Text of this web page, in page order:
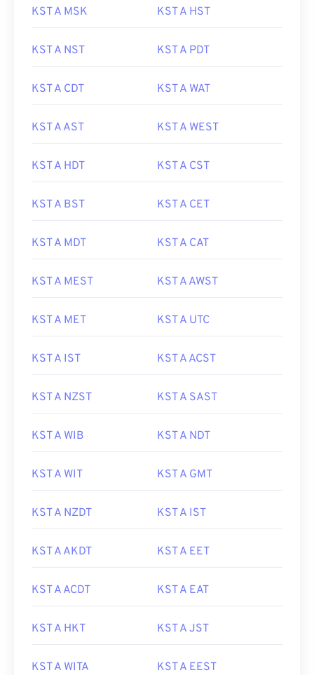
KST A MSK KST A HST
KST A NST KST A PDT
KST A CDT KST A WAT
KST A AST KST A WEST
KST A HDT KST A CST
KST A BST KST A CET
KST A MDT KST A CAT
KST A MEST KST A AWST
KST A MET KST A UTC
KST A IST KST A ACST
KST A NZST KST A SAST
KST A WIB KST A NDT
KST A WIT KST A GMT
KST A NZDT KST A IST
KST A AKDT KST A EET
KST A ACDT KST A EAT
KST A HKT KST A JST
KST A WITA KST A EEST